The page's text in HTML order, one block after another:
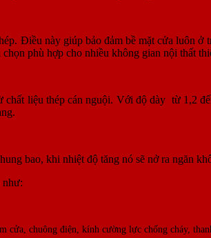
Điều này giúp bảo đảm bề mặt cửa luôn
phù hợp cho nhiều không gian nội thất
liệu thép cán nguội. Với độ dày từ 1,2
bao, khi nhiệt độ tăng nó sẽ nở ra ngăn
như:
cửa, chuông điện, kính cường lực chống cháy,